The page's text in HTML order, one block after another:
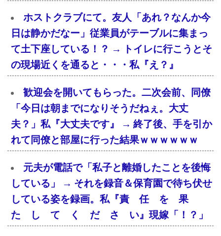
ホストクラブにて。友人「あれ？なんか今
日は静かだなー」従業員がテーブルに集まっ
て土下座している！？ → トイレに行こうとそ
の現場近くを通ると・・・私『え？』
歓迎会を開いてもらった。二次会前、同僚
「今日は朝までになりそうだねぇ。大丈
夫？」私『大丈夫です』 → 終了後、手を引か
れて同僚と部屋に行った結果ｗｗｗｗｗｗ
元夫が電話で「私子と離婚したことを後悔
している」 → それを録音＆保育園で待ち伏せ
している姿を録画。私『責 任 を 果
た し て く だ さ い』現嫁「！？」